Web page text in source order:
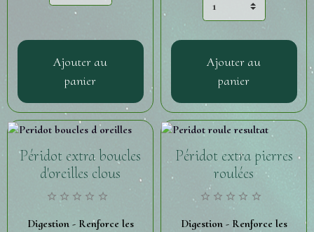
Ajouter au
panier
Ajouter au
panier
Péridot extra boucles
d'oreilles clous
Digestion - Renforce les
Péridot extra pierres
roulées
Digestion - Renforce les